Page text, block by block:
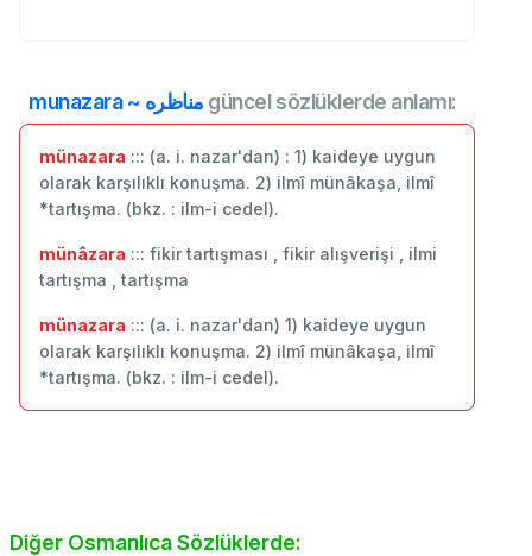
munazara ~ مناظره güncel sözlüklerde anlamı:
münazara ::: (a. i. nazar'dan) : 1) kaideye uygun
olarak karşılıklı konuşma. 2) ilmî münâkaşa, ilmî
*tartışma. (bkz. : ilm-i cedel).
münâzara ::: fikir tartışması , fikir alışverişi , ilmi
tartışma , tartışma
münazara ::: (a. i. nazar'dan) 1) kaideye uygun
olarak karşılıklı konuşma. 2) ilmî münâkaşa, ilmî
*tartışma. (bkz. : ilm-i cedel).
Diğer Osmanlıca Sözlüklerde: